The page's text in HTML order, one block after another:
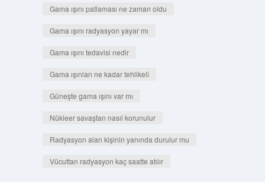
Gama ışını patlaması ne zaman oldu
Gama ışını radyasyon yayar mı
Gama ışını tedavisi nedir
Gama ışınları ne kadar tehlikeli
Güneşte gama ışını var mı
Nükleer savaştan nasıl korunulur
Radyasyon alan kişinin yanında durulur mu
Vücuttan radyasyon kaç saatte atılır